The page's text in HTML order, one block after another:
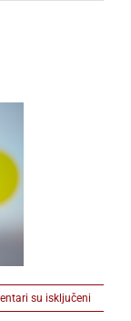
su isključeni
foto_dm